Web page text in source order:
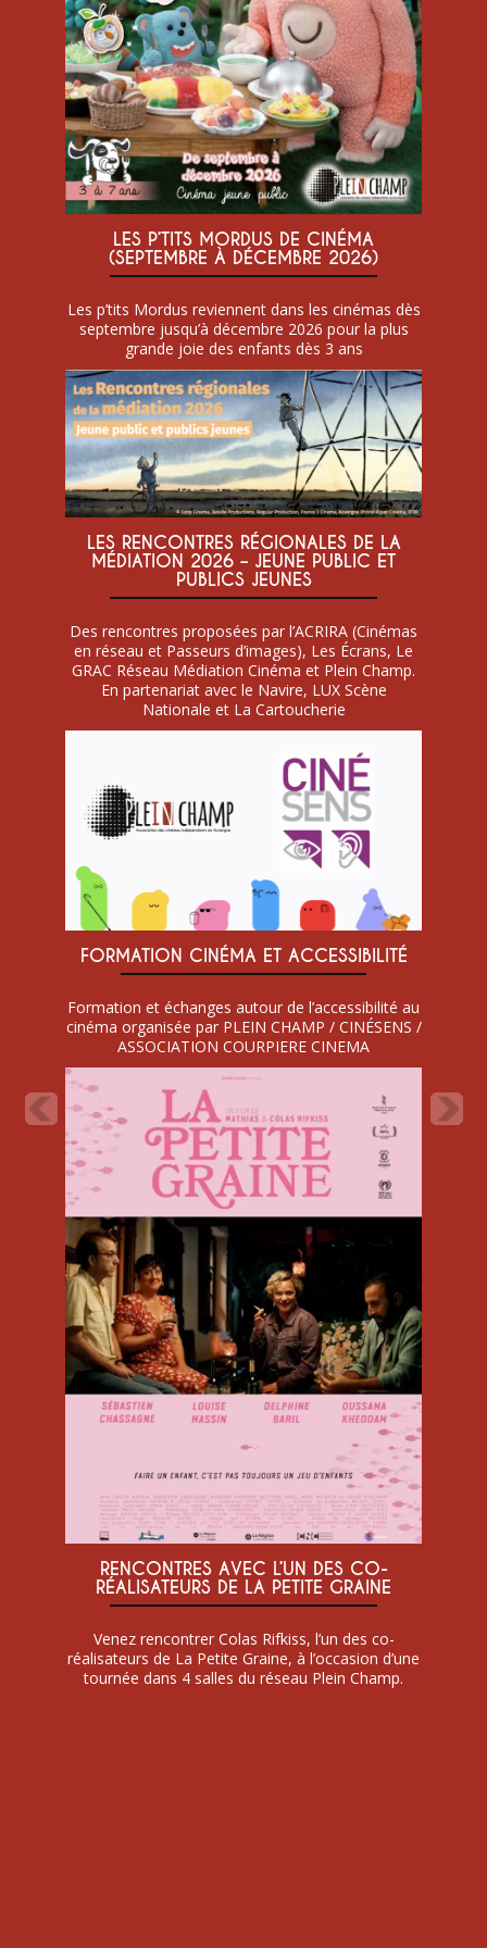
LES P’TITS MORDUS DE CINÉMA
(SEPTEMBRE À DÉCEMBRE 2026)
Les p’tits Mordus reviennent dans les cinémas dès
septembre jusqu’à décembre 2026 pour la plus
grande joie des enfants dès 3 ans
LES RENCONTRES RÉGIONALES DE LA
MÉDIATION 2026 – JEUNE PUBLIC ET
PUBLICS JEUNES
Des rencontres proposées par l’ACRIRA (Cinémas
en réseau et Passeurs d’images), Les Écrans, Le
GRAC Réseau Médiation Cinéma et Plein Champ.
En partenariat avec le Navire, LUX Scène
Nationale et La Cartoucherie
FORMATION CINÉMA ET ACCESSIBILITÉ
Formation et échanges autour de l’accessibilité au
cinéma organisée par PLEIN CHAMP / CINÉSENS /
ASSOCIATION COURPIERE CINEMA
RENCONTRES AVEC L’UN DES CO-
RÉALISATEURS DE LA PETITE GRAINE
Venez rencontrer Colas Rifkiss, l’un des co-
réalisateurs de La Petite Graine, à l’occasion d’une
tournée dans 4 salles du réseau Plein Champ.